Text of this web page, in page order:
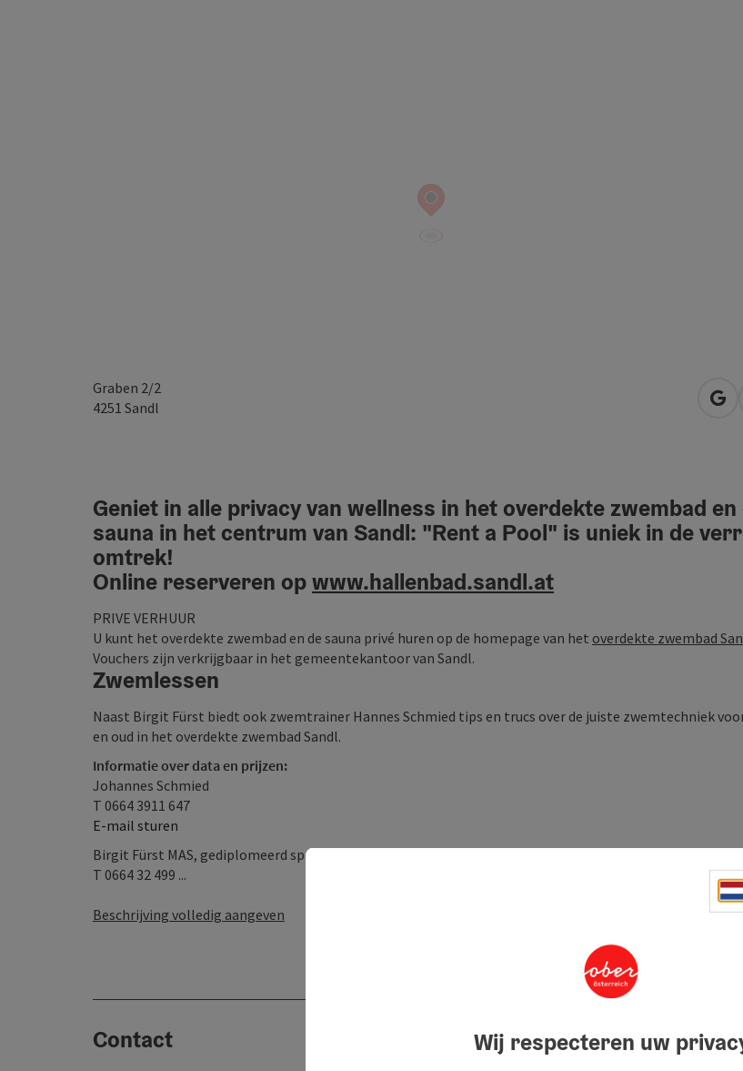
Graben 2/2
4251 Sandl
Geniet in alle privacy van wellness in het overdekte zwembad en
sauna in het centrum van Sandl: "Rent a Pool" is uniek in de
omtrek!
Online reserveren opwww.hallenbad.sandl.at
PRIVE VERHUUR
U kunt het overdekte zwembad en de sauna privé huren op de homepage van het overdekte zwembad
Vouchers zijn verkrijgbaar in het gemeentekantoor van Sandl.
Zwemlessen
Naast Birgit Fürst biedt ook zwemtrainer Hannes Schmied tips en trucs over de juiste zwemtechniek
en oud in het overdekte zwembad Sandl.
Informatie over data en prijzen:
Johannes Schmied
T 0664 3911 647
E-mail sturen
Birgit Fürst MAS, gediplomeerd sport- en fitnesstrainer
T 0664 32 499 ...
Beschrijving volledig aangeven
Contact Wij respecteren uw